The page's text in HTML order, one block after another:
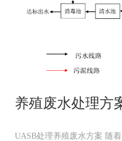
养殖废水处理方
UASB处理养殖废水方案 随